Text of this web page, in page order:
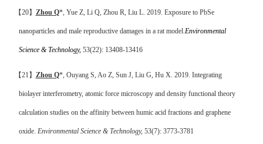
【20】 Zhou Q*, Yue Z, Li Q, Zhou R, Liu L. 2019. Exposure to PbSe
nanoparticles and male reproductive damages in a rat model.Environmental
Science & Technology,53(22): 13408-13416
【21 】 Zhou Q*, Ouyang S, Ao Z, Sun J, Liu G, Hu X. 2019. Integrating
biolayer interferometry, atomic force microscopy and density functional theory
calculation studies on the affinity between humic acid fractions and graphene
oxide. Environmental Science & Technology, 53(7): 3773-3781